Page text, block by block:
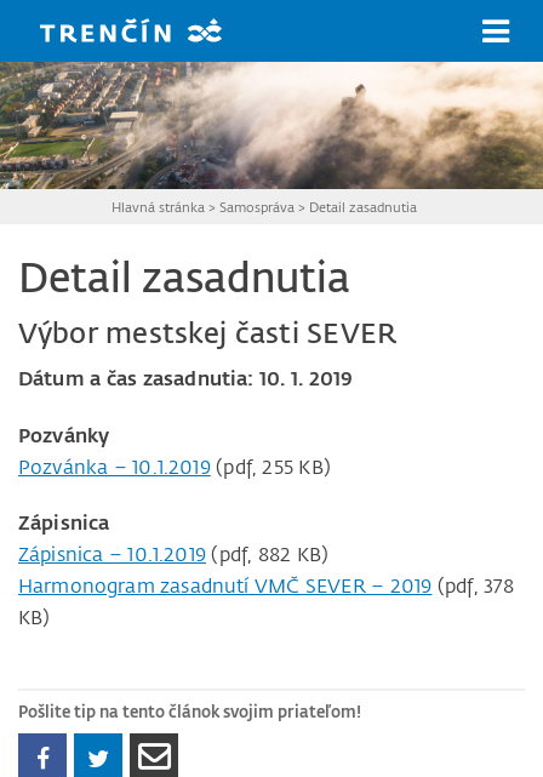
Hlavná stránka >Samospráva > Detail zasadnutia
Detail zasadnutia
Výbor mestskej časti SEVER
Dátum a čas zasadnutia: 10. 1. 2019
Pozvánky
Pozvánka – 10.1.2019(pdf, 255 KB)
Zápisnica
Zápisnica – 10.1.2019(pdf, 882 KB)
Harmonogram zasadnutí VMČ SEVER – 2019 (pdf, 378
KB)
Pošlite tip na tento článok svojim priateľom!